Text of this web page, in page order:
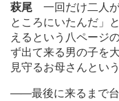
萩尾 一回だけ二人
ところにいたんだ」
えるという八ページ
ず出て来る男の子を
見守るお母さんとい
――最後に来るまで